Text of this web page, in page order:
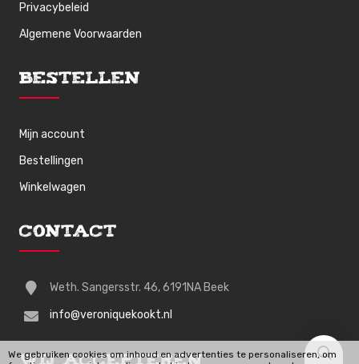
Privacybeleid
Algemene Voorwaarden
Bestellen
Mijn account
Bestellingen
Winkelwagen
Contact
Weth. Sangersstr. 46, 6191NA Beek
info@veroniquekookt.nl
We gebruiken cookies om inhoud en advertenties te personaliseren, om